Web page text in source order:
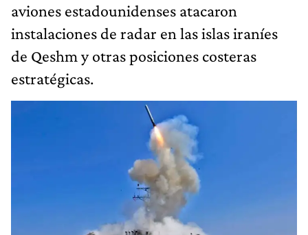
aviones estadounidenses atacaron
instalaciones de radar en las islas iraníes
de Qeshm y otras posiciones costeras
estratégicas.